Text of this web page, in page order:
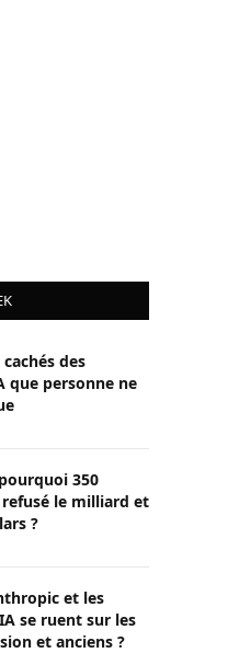
des
que personne ne
350
le milliard et
?
et les
se ruent sur les
et anciens ?